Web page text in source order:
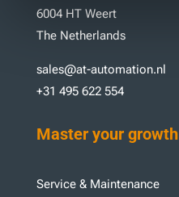
6004 HT Weert
The Netherlands
sales@at-automation.nl
+31 495 622 554
Master your growth
Service & Maintenance